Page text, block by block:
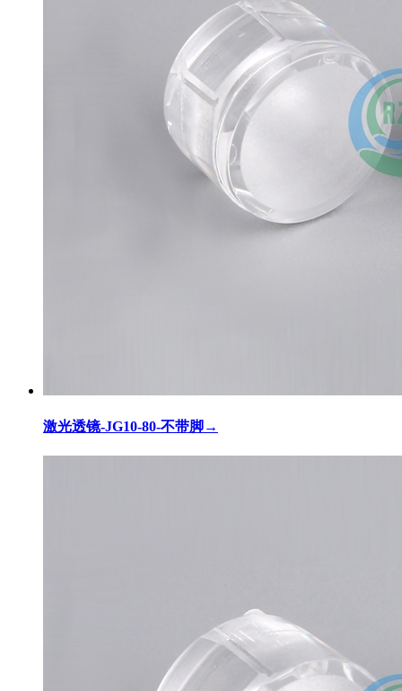
激光透镜-JG10-80-不带脚→